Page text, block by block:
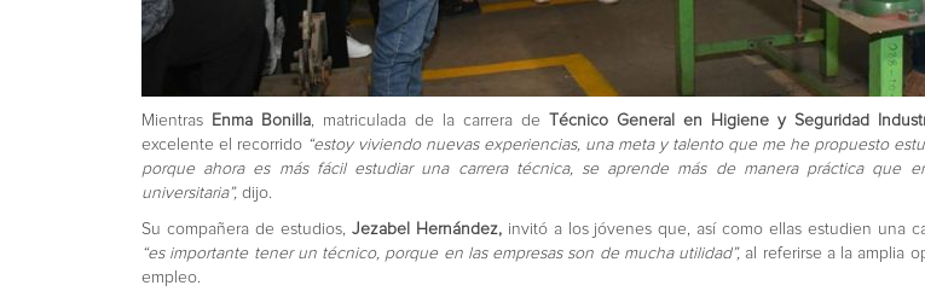
Mientras Enma Bonilla, matriculada de la carrera de Técnico General en Higiene y Seguridad
excelente el recorrido “estoy viviendo nuevas experiencias, una meta y talento que me he propuesto
porque ahora es más fácil estudiar una carrera técnica, se aprende más de manera práctica que
universitaria”, dijo.
Su compañera de estudios, Jezabel Hernández,invitó a los jóvenes que, así como ellas estudien una
“es importante tener un técnico, porque en las empresas son de mucha utilidad”, al referirse a la amplia
empleo.